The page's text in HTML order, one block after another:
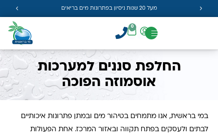
מעל 20 שנות ניסיון בפתרונות מים בריאים
0
החלפת סננים למערכות
אוסמוזה הפוכה
במי בראשית, אנו מתמחים בטיהור מים ובמתן פתרונות איכותיים
לבתים ולעסקים בפתח תקווה ובאזור המרכז. אחת הפעולות